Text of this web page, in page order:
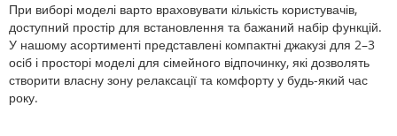
При виборі моделі варто враховувати кількість користувачів,
доступний простір для встановлення та бажаний набір функцій.
У нашому асортименті представлені компактні джакузі для 2–3
осіб і просторі моделі для сімейного відпочинку, які дозволять
створити власну зону релаксації та комфорту у будь-який час
року.